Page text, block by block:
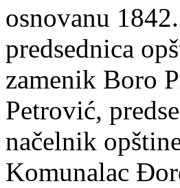
osnovanu
predsednica
zamenik Boro
Petrović,
načelnik
Komunalac